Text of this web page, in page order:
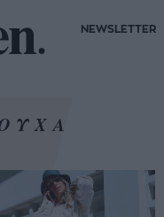
NEWSLETTER